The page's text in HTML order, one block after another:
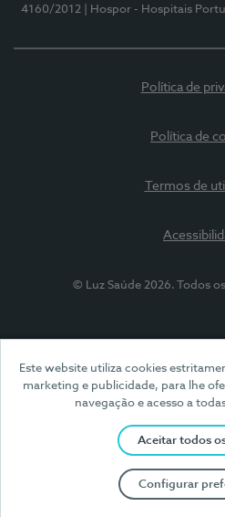
Este website utiliza cookies
marketing e publicidade, para lhe
navegação e acesso a
Aceitar todos
Configurar
4160/2012
| Hospor - Hospitais
Política de
Política de
Termos de
© Luz Saúde 2026. Todos